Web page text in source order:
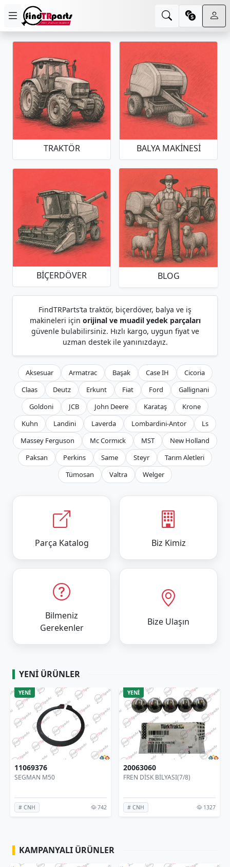
TRAKTÖR BALYA MAKINESI
BIÇERDÖVER BLOG
FindTRParts’ta traktör, biçerdöver, balya ve iş
makineleri için orijinal ve muadil yedek parçaları
güvenle bulabilirsiniz. Hızlı kargo, uygun fiyat ve
uzman destek ile yanınızdayız.
Aksesuar Armatrac Başak Case IH
Cicoria
Claas
Deutz Erkunt Fiat Ford
Gallignani
Goldoni
JCB John Deere Karataş
Krone
Kuhn
Landini Laverda Lombardini-Antor
Ls
Massey Ferguson
Mc Cormıck MST
New Holland
Paksan
Perkins Same Steyr
Tarım Aletleri
Tümosan
Valtra Welger
Parça Katalog Biz Kimiz
Bilmeniz
Gerekenler
Bize Ulaşın
YENI ÜRÜNLER
YENİ
11069376
SEGMAN M50
# CNH 742
YENİ
20063060
FREN DİSK BİLYASI(7/8)
# CNH 1327
KAMPANYALI ÜRÜNLER